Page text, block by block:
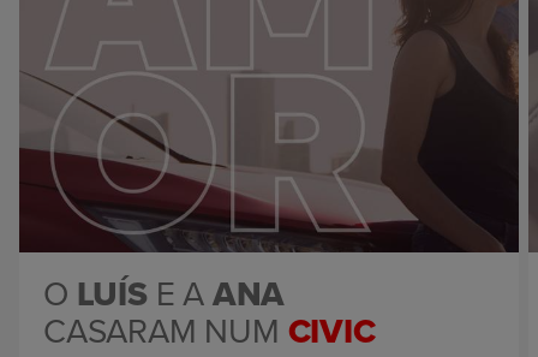
O LUÍSE A ANA
CASARAM NUM CIVIC